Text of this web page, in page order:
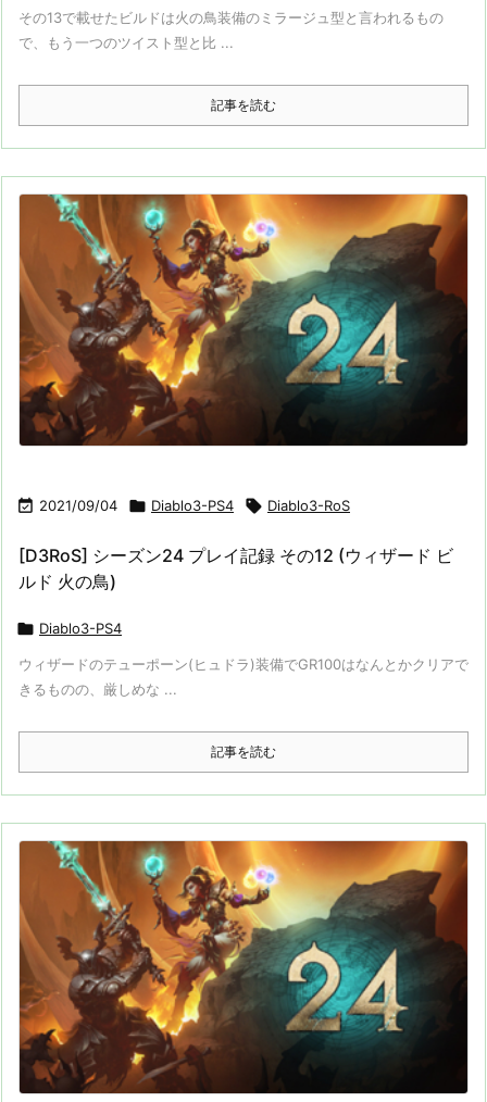
その13で載せたビルドは火の鳥装備のミラージュ型と言われるもの
で、もう一つのツイスト型と比 ...
記事を読む
 2021/09/04  Diablo3-PS4  Diablo3-RoS
[D3RoS] シーズン24 プレイ記録 その12 (ウィザード ビ
ルド 火の鳥)
 Diablo3-PS4
ウィザードのテューポーン(ヒュドラ)装備でGR100はなんとかクリアで
きるものの、厳しめな ...
記事を読む